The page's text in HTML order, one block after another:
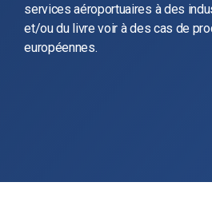
services aéroportuaires à des
et/ou du livre voir à des cas de
européennes.